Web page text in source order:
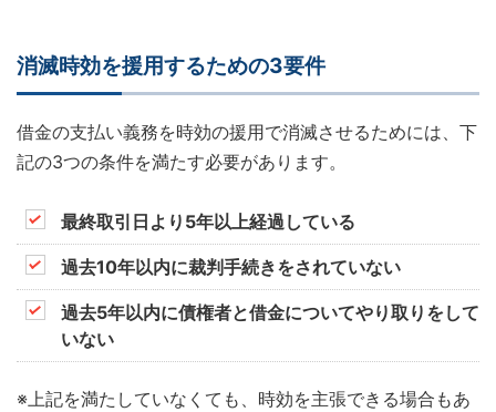
消滅時効を援用するための3要件
借金の支払い義務を時効の援用で消滅させるためには、下
記の3つの条件を満たす必要があります。
最終取引日より5年以上経過している
過去10年以内に裁判手続きをされていない
過去5年以内に債権者と借金についてやり取りをして
いない
※上記を満たしていなくても、時効を主張できる場合もあ